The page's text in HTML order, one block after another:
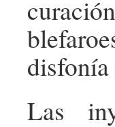
disfonía
Las